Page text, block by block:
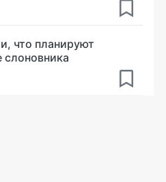
что планируют
слоновника